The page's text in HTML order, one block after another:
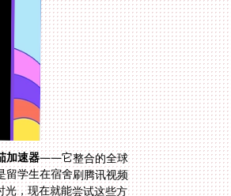
加速器——它整合的全球
节点分布、多端支持、无限流量专线、安全加密与售后保障——终于让距离不再是问题。无论是留学生在宿舍刷腾讯视频
新番，还是海外家庭共享中秋晚会，核心功能默默支撑无缝体验。别再让IP限制偷走你的观影时光，现在就能尝试这些方